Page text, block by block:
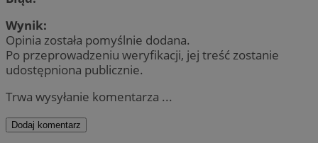
Wynik:
Opinia została pomyślnie dodana.
Po przeprowadzeniu weryfikacji, jej treść zostanie
udostępniona publicznie.
Trwa wysyłanie komentarza ...
Dodaj komentarz